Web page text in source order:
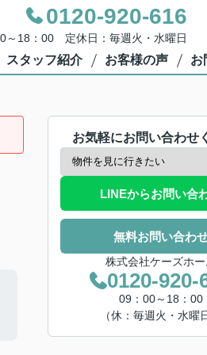
0120-920-616
～18：00 定休日：毎週火・水曜日
スタッフ紹介 お客様の声 お
お気軽にお問い合わせ
LINEからお問い合
無料お問い合わ
株式会社ケーズホー
0120-920-
09：00～18：00
（休：毎週火・水曜